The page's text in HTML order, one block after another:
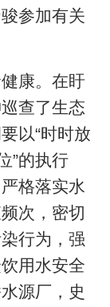
参加有关
康。在盱
查了生态
以“时时放
”的执行
格落实水
次，密切
行为，强
用水安全
源厂，史